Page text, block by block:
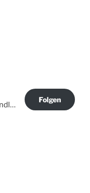
@irgendlink.de@irgendlink.de
Folgen